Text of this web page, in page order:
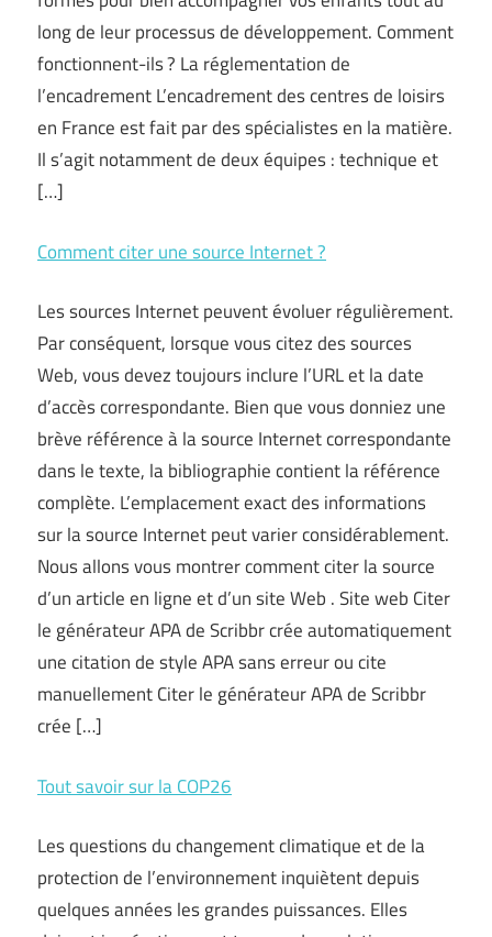
long de leur processus de développement. Comment
fonctionnent-ils ? La réglementation de
l’encadrement L’encadrement des centres de loisirs
en France est fait par des spécialistes en la matière.
Il s’agit notamment de deux équipes : technique et
[…]
Comment citer une source Internet ?
Les sources Internet peuvent évoluer régulièrement.
Par conséquent, lorsque vous citez des sources
Web, vous devez toujours inclure l’URL et la date
d’accès correspondante. Bien que vous donniez une
brève référence à la source Internet correspondante
dans le texte, la bibliographie contient la référence
complète. L’emplacement exact des informations
sur la source Internet peut varier considérablement.
Nous allons vous montrer comment citer la source
d’un article en ligne et d’un site Web . Site web Citer
le générateur APA de Scribbr crée automatiquement
une citation de style APA sans erreur ou cite
manuellement Citer le générateur APA de Scribbr
crée […]
Tout savoir sur la COP26
Les questions du changement climatique et de la
protection de l’environnement inquiètent depuis
quelques années les grandes puissances. Elles